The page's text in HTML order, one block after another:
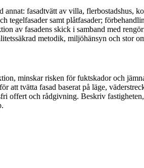
fasadtvätt av villa, flerbostadshus,
tegelfasader samt plåtfasader;
av fasadens skick i samband med
metodik, miljöhänsyn och stor
minskar risken för fuktskador och
att tvätta fasad baserat på läge,
offert och rådgivning. Beskriv